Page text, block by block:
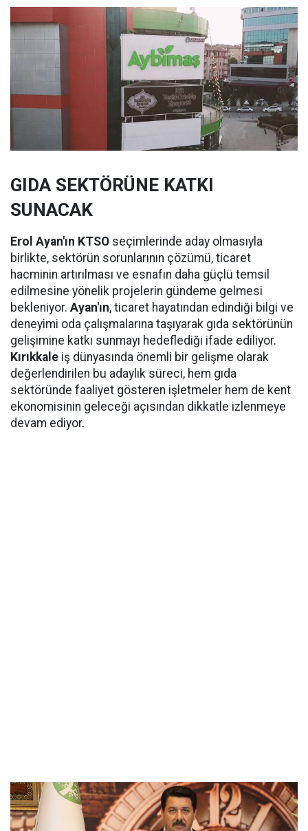
GIDA SEKTÖRÜNE KATKI
SUNACAK
Erol Ayan'ın KTSO seçimlerinde aday olmasıyla
birlikte, sektörün sorunlarının çözümü, ticaret
hacminin artırılması ve esnafın daha güçlü temsil
edilmesine yönelik projelerin gündeme gelmesi
bekleniyor. Ayan'ın, ticaret hayatından edindiği bilgi ve
deneyimi oda çalışmalarına taşıyarak gıda sektörünün
gelişimine katkı sunmayı hedeflediği ifade ediliyor.
Kırıkkale iş dünyasında önemli bir gelişme olarak
değerlendirilen bu adaylık süreci, hem gıda
sektöründe faaliyet gösteren işletmeler hem de kent
ekonomisinin geleceği açısından dikkatle izlenmeye
devam ediyor.